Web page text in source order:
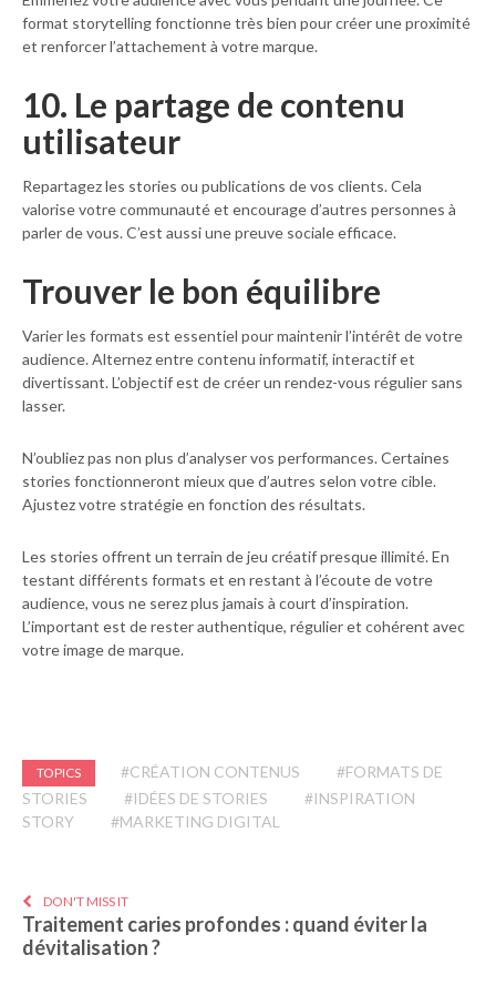
format storytelling fonctionne très bien pour créer une proximité
et renforcer l’attachement à votre marque.
10. Le partage de contenu
utilisateur
Repartagez les stories ou publications de vos clients. Cela
valorise votre communauté et encourage d’autres personnes à
parler de vous. C’est aussi une preuve sociale efficace.
Trouver le bon équilibre
Varier les formats est essentiel pour maintenir l’intérêt de votre
audience. Alternez entre contenu informatif, interactif et
divertissant. L’objectif est de créer un rendez-vous régulier sans
lasser.
N’oubliez pas non plus d’analyser vos performances. Certaines
stories fonctionneront mieux que d’autres selon votre cible.
Ajustez votre stratégie en fonction des résultats.
Les stories offrent un terrain de jeu créatif presque illimité. En
testant différents formats et en restant à l’écoute de votre
audience, vous ne serez plus jamais à court d’inspiration.
L’important est de rester authentique, régulier et cohérent avec
votre image de marque.
TOPICS #CRÉATION CONTENUS
#FORMATS DE
STORIES
#IDÉES DE STORIES
#INSPIRATION
STORY
#MARKETING DIGITAL
DON'T MISS IT
Traitement caries profondes : quand éviter la
dévitalisation ?